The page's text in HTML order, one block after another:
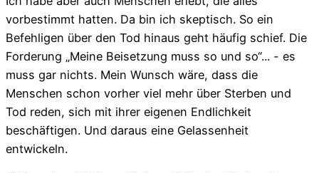
vorbestimmt hatten. Da bin ich skeptisch. So ein
Befehligen über den Tod hinaus geht häufig schief. Die
Forderung „Meine Beisetzung muss so und so“... - es
muss gar nichts. Mein Wunsch wäre, dass die
Menschen schon vorher viel mehr über Sterben und
Tod reden, sich mit ihrer eigenen Endlichkeit
beschäftigen. Und daraus eine Gelassenheit
entwickeln.